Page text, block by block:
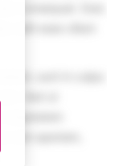
consequat. Duis
velit esse cillum
sunt in culpa
Sed ut
rem aperiam,